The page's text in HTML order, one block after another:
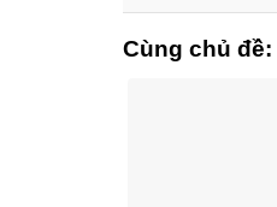
Cùng chủ đề: